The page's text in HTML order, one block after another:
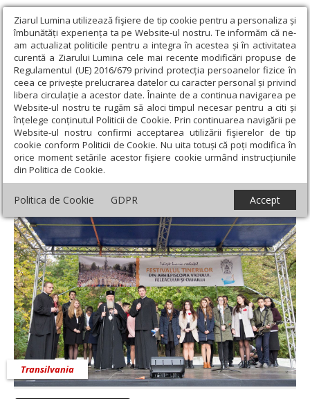
Ziarul Lumina utilizează fişiere de tip cookie pentru a personaliza și
îmbunătăți experiența ta pe Website-ul nostru. Te informăm că ne-
am actualizat politicile pentru a integra în acestea și în activitatea
curentă a Ziarului Lumina cele mai recente modificări propuse de
Regulamentul (UE) 2016/679 privind protecția persoanelor fizice în
ceea ce privește prelucrarea datelor cu caracter personal și privind
libera circulație a acestor date. Înainte de a continua navigarea pe
Website-ul nostru te rugăm să aloci timpul necesar pentru a citi și
înțelege conținutul Politicii de Cookie. Prin continuarea navigării pe
Website-ul nostru confirmi acceptarea utilizării fişierelor de tip
cookie conform Politicii de Cookie. Nu uita totuși că poți modifica în
orice moment setările acestor fişiere cookie urmând instrucțiunile
din Politica de Cookie.
Politica de Cookie GDPR Accept
Ziarul Lumina › Regionale › Transilvania › Gala Festivalului
Tinerilor din Cluj și Bistrița-Năsăud
Gala Festivalului Tinerilor din Cluj și
Bistrița-Năsăud
Transilvania